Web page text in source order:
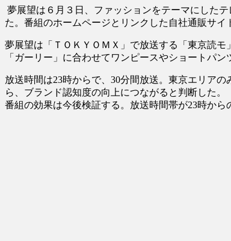
夢展望は６月３日、ファッションをテーマにした
た。番組のホームページとリンクした自社通販サイ
夢展望は「ＴＯＫＹＯＭＸ」で放送する「東京読
「ガーリー」に合わせてワンピースやショートパ
放送時間は23時からで、30分間放送。東京エリア
ら、ブランド認知度の向上につながると判断した。
番組の効果は今後検証する。放送時間帯が23時から